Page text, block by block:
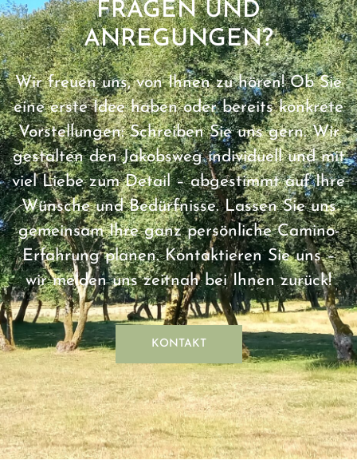
FRAGEN UND
ANREGUNGEN?
Wir freuen uns, von Ihnen zu hören! Ob Sie
eine erste Idee haben oder bereits konkrete
Vorstellungen: Schreiben Sie uns gern. Wir
gestalten den Jakobsweg individuell und mit
viel Liebe zum Detail – abgestimmt auf Ihre
Wünsche und Bedürfnisse. Lassen Sie uns
gemeinsam Ihre ganz persönliche Camino-
Erfahrung planen. Kontaktieren Sie uns –
wir melden uns zeitnah bei Ihnen zurück!
KONTAKT